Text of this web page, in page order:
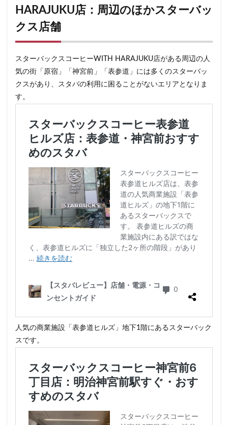
HARAJUKU店：周辺のほかスターバッ
クス店舗
スターバックスコーヒーWITH HARAJUKU店がある周辺の人
気の街「原宿」「神宮前」「表参道」には多くのスターバッ
クスがあり、スタバの利用に困ることがないエリアとなりま
す。
人気の商業施設「表参道ヒルズ」地下1階にあるスターバック
スです。